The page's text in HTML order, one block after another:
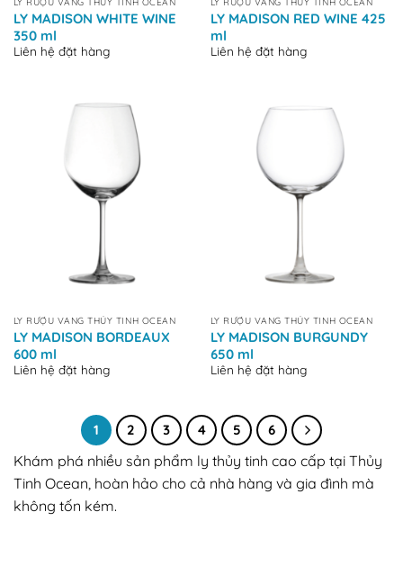
LY RƯỢU VANG THỦY TINH OCEAN
LY MADISON WHITE WINE
350 ml
Liên hệ đặt hàng
LY RƯỢU VANG THỦY TINH OCEAN
LY MADISON RED WINE 425
ml
Liên hệ đặt hàng
LY RƯỢU VANG THỦY TINH OCEAN
LY MADISON BORDEAUX
600 ml
Liên hệ đặt hàng
LY RƯỢU VANG THỦY TINH OCEAN
LY MADISON BURGUNDY
650 ml
Liên hệ đặt hàng
1 2 3 4 5 6
Khám phá nhiều sản phẩm ly thủy tinh cao cấp tại Thủy
Tinh Ocean, hoàn hảo cho cả nhà hàng và gia đình mà
không tốn kém.